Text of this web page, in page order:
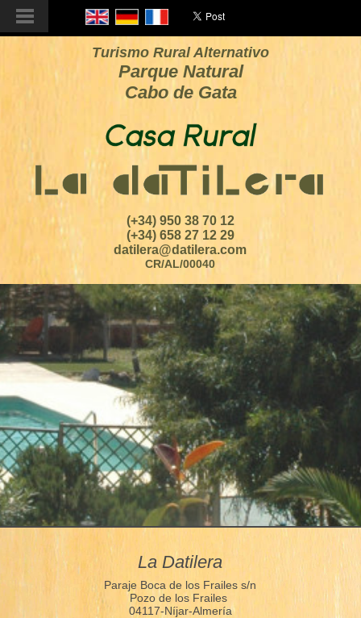
Turismo Rural Alternativo
Parque Natural
Cabo de Gata
(+34) 950 38 70 12
(+34) 658 27 12 29
datilera@datilera.com
CR/AL/00040
La Datilera
Paraje Boca de los Frailes s/n
Pozo de los Frailes
04117-Níjar-Almería